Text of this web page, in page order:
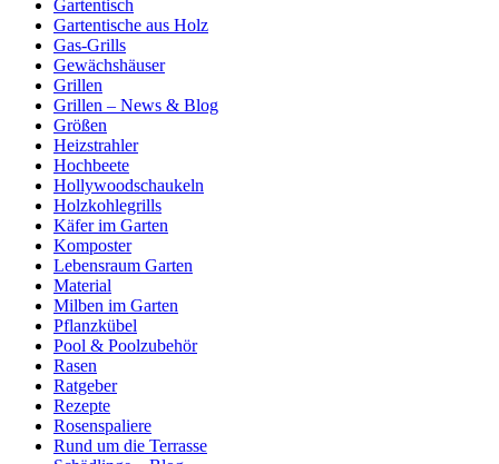
Gartentisch
Gartentische aus Holz
Gas-Grills
Gewächshäuser
Grillen
Grillen – News & Blog
Größen
Heizstrahler
Hochbeete
Hollywoodschaukeln
Holzkohlegrills
Käfer im Garten
Komposter
Lebensraum Garten
Material
Milben im Garten
Pflanzkübel
Pool & Poolzubehör
Rasen
Ratgeber
Rezepte
Rosenspaliere
Rund um die Terrasse